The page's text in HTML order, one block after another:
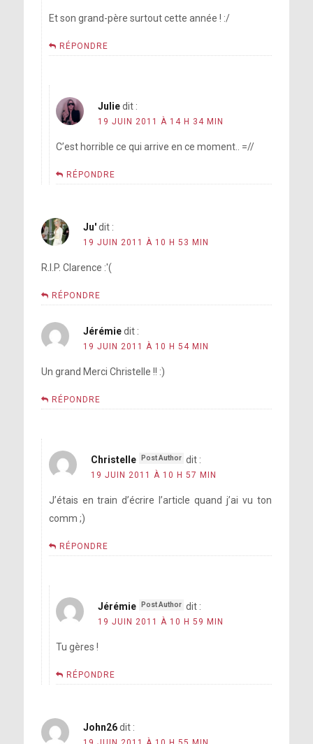
Et son grand-père surtout cette année ! :/
RÉPONDRE
Juliedit :
19 JUIN 2011 À 14 H 34 MIN
C’est horrible ce qui arrive en ce moment.. =//
RÉPONDRE
Ju' dit :
19 JUIN 2011 À 10 H 53 MIN
R.I.P. Clarence :'(
RÉPONDRE
Jérémie dit :
19 JUIN 2011 À 10 H 54 MIN
Un grand Merci Christelle !! :)
RÉPONDRE
Christelle dit :
19 JUIN 2011 À 10 H 57 MIN
J’étais en train d’écrire l’article quand j’ai vu ton
comm ;)
RÉPONDRE
Jérémie dit :
19 JUIN 2011 À 10 H 59 MIN
Tu gères !
RÉPONDRE
John26 dit :